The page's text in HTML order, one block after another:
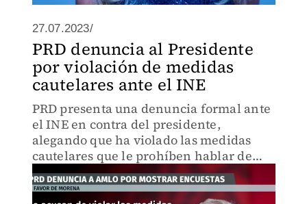
27.07.2023/
PRD denuncia al Presidente
por violación de medidas
cautelares ante el INE
PRD presenta una denuncia formal ante
el INE en contra del presidente,
alegando que ha violado las medidas
cautelares que le prohíben hablar de
temas electorales en una reciente
conferencia.